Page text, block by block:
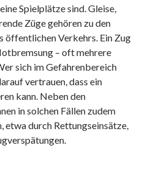
Spielplätze sind. Gleise,
Züge gehören zu den
öffentlichen Verkehrs. Ein Zug
– oft mehrere
sich im Gefahrenbereich
vertrauen, dass ein
kann. Neben den
in solchen Fällen zudem
etwa durch Rettungseinsätze,